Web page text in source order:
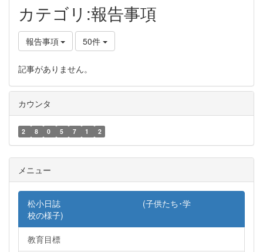
カテゴリ:報告事項
報告事項 50件
記事がありません。
カウンタ
2 8 0 5 7 1 2
メニュー
松小日誌 (子供たち･学
校の様子)
教育目標